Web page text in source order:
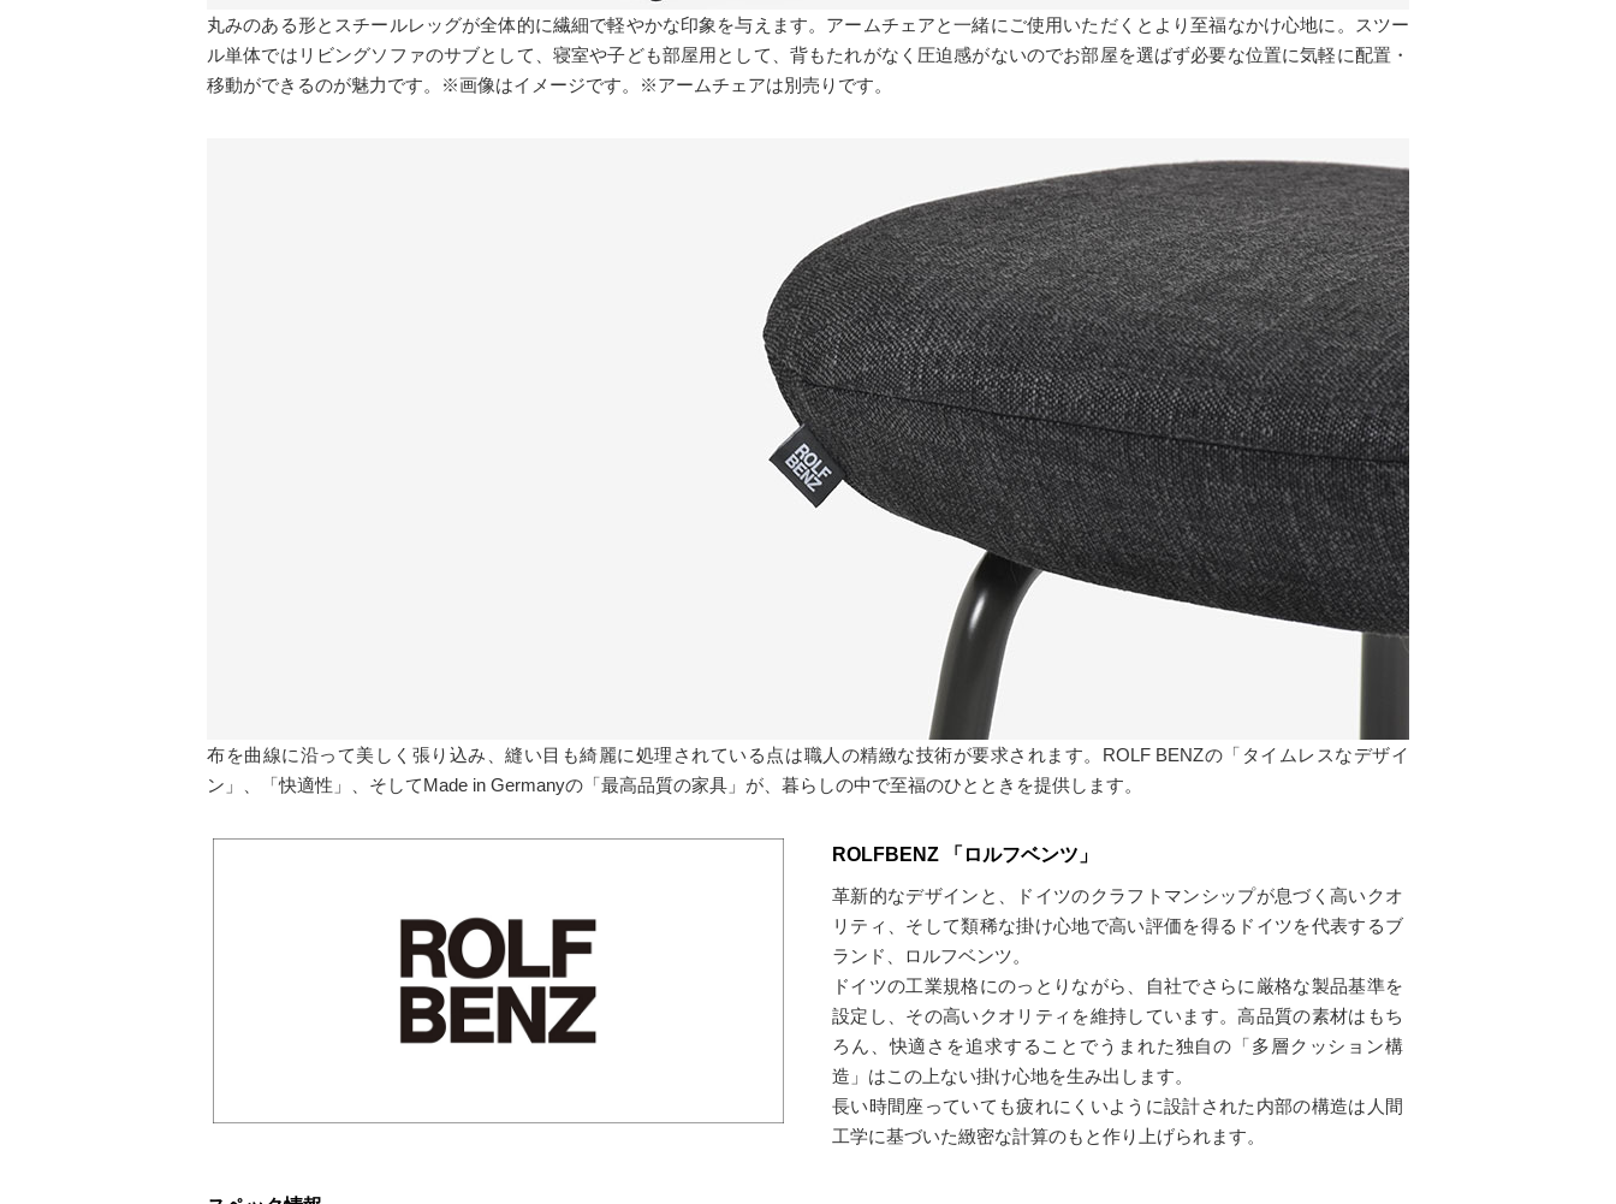
丸みのある形とスチールレッグが全体的に繊細で軽やかな印象を与えます。アームチェアと一緒にご使用いただくとより至福なかけ心地に。スツー
ル単体ではリビングソファのサブとして、寝室や子ども部屋用として、背もたれがなく圧迫感がないのでお部屋を選ばず必要な位置に気軽に配置・
移動ができるのが魅力です。※画像はイメージです。※アームチェアは別売りです。
布を曲線に沿って美しく張り込み、縫い目も綺麗に処理されている点は職人の精緻な技術が要求されます。ROLF BENZの「タイムレスなデザイ
ン」、「快適性」、そしてMade in Germanyの「最高品質の家具」が、暮らしの中で至福のひとときを提供します。
ROLFBENZ 「ロルフベンツ」
革新的なデザインと、ドイツのクラフトマンシップが息づく高いクオ
リティ、そして類稀な掛け心地で高い評価を得るドイツを代表するブ
ランド、ロルフベンツ。
ドイツの工業規格にのっとりながら、自社でさらに厳格な製品基準を
設定し、その高いクオリティを維持しています。高品質の素材はもち
ろん、快適さを追求することでうまれた独自の「多層クッション構
造」はこの上ない掛け心地を生み出します。
長い時間座っていても疲れにくいように設計された内部の構造は人間
工学に基づいた緻密な計算のもと作り上げられます。